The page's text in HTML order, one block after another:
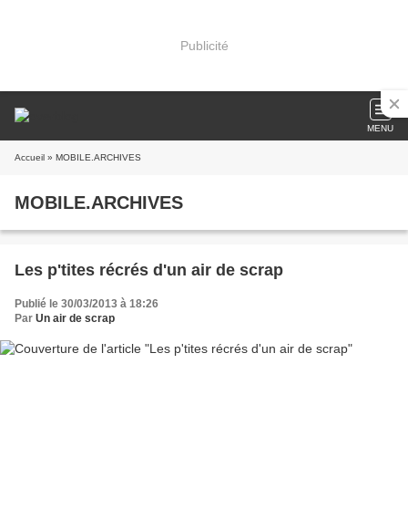
Publicité
MENU
Accueil » MOBILE.ARCHIVES
MOBILE.ARCHIVES
Les p'tites récrés d'un air de scrap
Publié le 30/03/2013 à 18:26
Par Un air de scrap